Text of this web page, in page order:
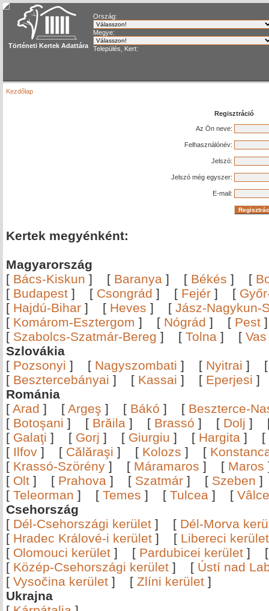
Történeti Kertek Adattára
Ország:
Megye:
Település, Kert:
Kezdőlap
Regisztráció
Az Ön neve:
Felhasználónév:
Jelszó:
Jelszó még egyszer:
E-mail:
Kertek megyénként:
Magyarország
[ Bács-Kiskun ] [ Baranya ] [ Békés ] [
[ Budapest ] [ Csongrád ] [ Fejér ] [
[ Hajdú-Bihar ] [ Heves ] [ Jász-Nagykun-
[ Komárom-Esztergom ] [ Nógrád ] [ Pest
[ Szabolcs-Szatmár-Bereg ] [ Tolna ] [ Vas
Szlovákia
[ Pozsonyi ] [ Nagyszombati ] [ Nyitrai ]
[ Besztercebányai ] [ Kassai ] [ Eperjesi
Románia
[ Arad ] [ Argeş ] [ Bákó ] [ Beszterce-
[ Botoşani ] [ Brăila ] [ Brassó ] [ Dolj ]
[ Galaţi ] [ Gorj ] [ Giurgiu ] [ Hargita ]
[
[ Ilfov ] [ Călăraşi ] [ Kolozs ] [
[ Krassó-Szörény ] [ Máramaros ] [ Maros
[ Olt ] [ Prahova ] [ Szatmár ] [ Szeben
[ Teleorman ] [ Temes ] [ Tulcea ] [
Csehország
[ Dél-Csehországi kerület ] [ Dél-Morva
[ Hradec Králové-i kerület ] [ Libereci kerület
[ Olomouci kerület ] [ Pardubicei kerület ]
[ Közép-Csehországi kerület ] [ Ústí nad
[ Vysočina kerület ] [ Zlíni kerület ]
Ukrajna